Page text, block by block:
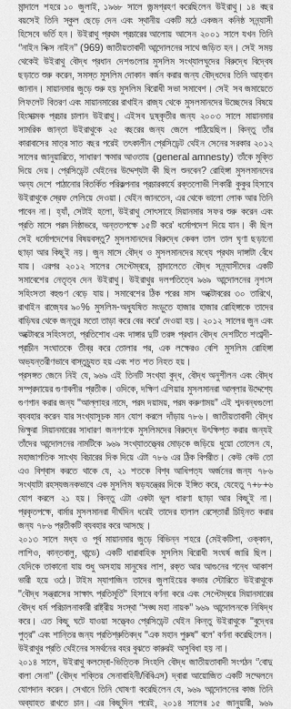
মান্দালে শহরে ১০ জুলাই, ১৯৬৮ সালে জন্মগ্রহণ করেছিলেন উইরাথু। ১৪ বছর
বয়সেই তিনি স্কুল ছেড়ে দেন এবং স্থানীয় একটি মঠে একজন কনিষ্ঠ সন্ন্যাসী
হিসেবে ভর্তি হন। উইরাথু প্রথম প্রচারের আলোয় আসেন ২০০১ সালে যখন তিনি
‘’নাইন সিক্স নাইন’’ (969) জাতীয়তাবাদী আন্দোলনের সাথে জড়িত হন। সেই সময়
থেকেই উইরাথু বৌদ্ধ প্রধান দেশগুলোর মুসলিম সংখ্যালঘুদের বিরুদ্ধে বিদ্বেষ
ছড়াতে শুরু করেন, সমস্ত মুসলিম দোকান বর্জন করার জন্য বৌদ্ধদের তিনি আহ্বান
জানান। মায়ানমার জুড়ে শুরু হয় মুসলিম বিরোধী সভা সমাবেশ। সেই সব জমায়েতে
লিফলেট বিতরণ এবং মায়ানমারের রাখাইন রাজ্য থেকে মুসলমানদের উচ্ছেদের বিষয়ে
হিংসাত্মক প্রচার চালান উইরাথু। এইসব দুষ্কৃতীর জন্য ২০০৩ সালে মায়ানমার
সামরিক জান্তা উইরাথুকে ২৫ বছরের জন্য জেলে পাঠিয়েছিল। কিন্তু তাঁর
কারাবাসের মাত্র সাত বছর পরেই তৎকালীন প্রেসিডেন্ট থেইন সেনের সরকার ২০১২
সালের জানুয়ারিতে, সাধারণ ক্ষমার আওতায় (general amnesty) তাঁকে মুক্তি
দিয়ে দেয়। প্রেসিডেন্ট থেইনের উদ্দেশ্যটা কী ছিল শুনবেন? রোহিঙ্গা মুসলমানদের
অন্য দেশে পাঠানোর বিতর্কিত পরিকল্পনার প্রচারকার্যে রক্তলোভী শিকারী কুকুর হিসাবে
উইরাথুকে স্রেফ লেলিয়ে দেওয়া। থেইন জানতেন, এর থেকে ভালো লোক আর তিনি
পাবেন না। হ্যাঁ, সেটাই হলো, উইরাথু সোৎসাহে মিয়ানমার সফর শুরু করেন এবং
প্রতি মাসে পরম নিষ্ঠাভরে, অন্ততপক্ষে ১৫টি করে’ ধর্মোপদেশ দিয়ে যান। কী ছিল
সেই ধর্মোপদেশের বিষয়বস্তু? মুসলমানদের বিরুদ্ধে কেবল তাল তাল ঘৃণা ছড়ানো
ছাড়া আর কিছুই নয়। জুন মাসে বৌদ্ধ ও মুসলমানদের মধ্যে প্রথম দাঙ্গাটা বেঁধে
যায়। এরপর ২০১২ সালের সেপ্টেম্বরে, মান্দালেতে বৌদ্ধ সন্ন্যাসীদের একটি
সমাবেশের নেতৃত্ব দেন উইরাথু। উইরাথুর দলপতিত্বে ৯৬৯ আন্দোলনের নৃশংস
সহিংসতা বহুগুণ বেড়ে যায়। সমাবেশের ঠিক পরের মাস অক্টোবরের ৩০ তারিখে,
রাখাইন রাজ্যের ৯০% মুসলিম-অধ্যুষিত মংড়ুতে হাজার হাজার রোহিঙ্গাকে তাদের
বাড়িঘর থেকে জন্তুর মতো তাড়া করে বের করে' দেওয়া হয়। ২০১২ সালের জুন এবং
অক্টোবরে সহিংসতা, প্রতিশোধ এবং দাঙ্গার দুটি তরঙ্গ প্রধান বৌদ্ধ দেশটিতে শতাব্দী-
প্রাচীন সংঘাতকে তীব্র করে তোলার পর, এক লক্ষেরও বেশি মুসলিম রোহিঙ্গা
অভ্যন্তরীণভাবে বাস্তুচ্যুত হয় এবং শত শত নিহত হয়।
প্রসঙ্গত জেনে নিই যে, ৯৬৯ এই তিনটি সংখ্যা বুদ্ধ, বৌদ্ধ অনুশীলন এবং বৌদ্ধ
সম্প্রদায়ের গুণাবলীর প্রতীক। ওদিকে, দক্ষিণ এশিয়ার মুসলমানরা আল্লার উদ্দেশ্যে
গুণগান করার জন্য "আল্লাহর নামে, পরম দয়াময়, পরম করুণাময়” এই শব্দবন্ধগুলো
ব্যবহার করেন যার সংখ্যাসূচক মান যোগ করলে দাঁড়ায় ৭৮৬। জাতীয়তাবাদী বৌদ্ধ
ভিক্ষুরা মিয়ানমারের সাধারণ জনগণকে মুসলিমদের বিরুদ্ধে উৎক্ষিপ্ত করার জন্যই
তাঁদের আন্দোলনের নামটিকে ৯৬৯ সংখ্যাতত্ত্বের মোড়কে জড়িয়ে ধুয়ো তোলেন যে,
মহাজাগতিক সাংখ্য বিচারের দিক দিয়ে এটা ৭৮৬ এর ঠিক বিপরীত। কেউ কেউ তো
এও বিশ্বাস করতে থাকে যে, ২১ শতকে বিশ্ব আধিপত্য অর্জনের জন্য ৭৮৬
সংখ্যাটা রহস্যজনকভাবে এক মুসলিম ষড়যন্ত্রের দিকে ইঙ্গিত করে, যেহেতু ৭+৮+৬
যোগ করলে ২১ হয়। কিন্তু এটা একটা ভুল ধারণা ছাড়া আর কিছুই না।
প্রকৃতপক্ষে, বার্মার মুসলমানরা দীর্ঘদিন ধরেই তাদের হালাল রেস্তোরাঁ চিহ্নিত করার
জন্য ৭৮৬ প্রতীকটি ব্যবহার করে আসছে।
২০১৩ সালে মধ্য ও পূর্ব মায়ানমার জুড়ে বিভিন্ন শহরে (মেইকটিলা, ওক্কান,
লাশিও, কান্তবালু, থান্ডে) একটি ধারাবাহিক মুসলিম বিরোধী সংঘর্ষ জারি ছিল।
যেদিকে তাকানো যায় শুধু অসহায় মানুষের লাশ, রক্ত আর আগুনের গন্ধে আকাশ
ভারী হয়ে ওঠে। টাইম ম্যাগাজিন তাদের জুলাইয়ের কভার স্টোরিতে উইরাথুকে
"বৌদ্ধ সন্ত্রাসের সাক্ষাৎ প্রতিমূর্তি" হিসাবে বর্ণনা করে এবং সেপ্টেম্বরে মিয়ানমারের
বৌদ্ধ ধর্ম পরিচালনাকারী রাষ্ট্রীয় সংস্থা ‘’সঙ্ঘ মহা নায়ক’’ ৯৬৯ আন্দোলনকে নিষিদ্ধ
করে। এত কিছু ঘটে যাওয়া সত্ত্বেও প্রেসিডেন্ট থেইন কিন্তু উইরাথুকে "বুদ্ধের
পুত্র" এবং শান্তির জন্য প্রতিশ্রুতিবদ্ধ "এক মহান পুরুষ" বলে' বর্ণনা করেছিলেন।
উইরাথুর প্রতি থেইনের সমর্থনের বহর বুঝতে কারুরই অসুবিধা হয় না।
২০১৪ সালে, উইরাথু কলম্বো-ভিত্তিক সিংহলি বৌদ্ধ জাতীয়তাবাদী সংগঠন ‘’বোদু
বালা সেনা’’ (বৌদ্ধ শক্তির সেনাবাহিনী/বিবিএস) দ্বারা আয়োজিত একটি সম্মেলনে
যোগদান করেন। সেখানে তিনি ঘোষণা করেছিলেন যে, ৯৬৯ আন্দোলনের কাজ তিনি
অব্যাহত রাখতে চান। এর কিছুদিন পরেই, ২০১৪ সালের ১৫ জানুয়ারী, ৯৬৯